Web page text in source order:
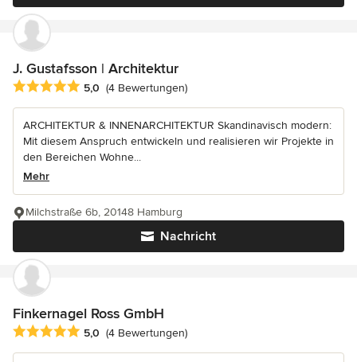
J. Gustafsson | Architektur
Durchschnittliche Bewertung: 5 von 5 Sternen
5,0 (4 Bewertungen)
ARCHITEKTUR & INNENARCHITEKTUR Skandinavisch modern:
Mit diesem Anspruch entwickeln und realisieren wir Projekte in
den Bereichen Wohne...
Mehr
Nachricht
Milchstraße 6b, 20148 Hamburg
Finkernagel Ross GmbH
Durchschnittliche Bewertung: 5 von 5 Sternen
5,0 (4 Bewertungen)